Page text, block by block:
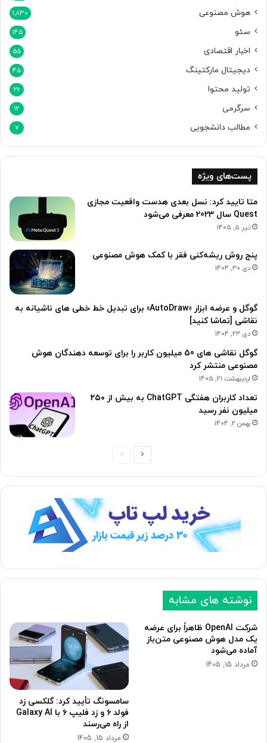
هوش مصنوعی 1,830
سئو 145
اخبار اقتصادی 55
دیجیتال مارکتینگ 45
تولید محتوا 26
سرگرمی 12
مطالب دانشجویی 7
پست‌های ویژه
متا تایید کرد: نسل بعدی هدست واقعیت مجازی
Quest سال 2023 معرفی می‌شود
تیر 5, 1405
پنج روش ریشه‌کنی فقر با کمک هوش مصنوعی
دی 30, 1404
گوگل و عرضه ابزار «AutoDraw» برای تبدیل خط خطی های ناشیانه به
نقاشی [تماشا کنید]
دی 23, 1404
گوگل نقاشی های 50 میلیون کاربر را برای توسعه دهندگان هوش
مصنوعی منتشر کرد
اردیبهشت 21, 1405
تعداد کاربران هفتگی ChatGPT به بیش از ۲۵۰
میلیون نفر رسید
بهمن 2, 1404
ح
ق
ب
ی
ح
ه
ع
ی
نوشته های مشابه
شرکت OpenAI ظاهراً برای عرضه
یک مدل هوش مصنوعی متن‌باز
آماده می‌شود
مرداد 15, 1405
سامسونگ تأیید کرد: گلکسی زد
فولد ۶ و زد فلیپ ۶ با Galaxy AI
از راه می‌رسند
مرداد 15, 1405